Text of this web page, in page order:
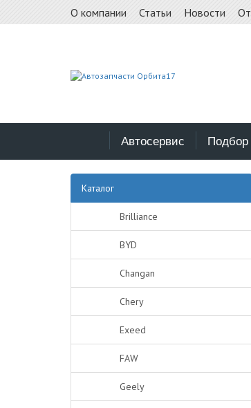
О компании Статьи Новости
Автосервис Подбор
Каталог
Brilliance
BYD
Changan
Chery
Exeed
FAW
Geely